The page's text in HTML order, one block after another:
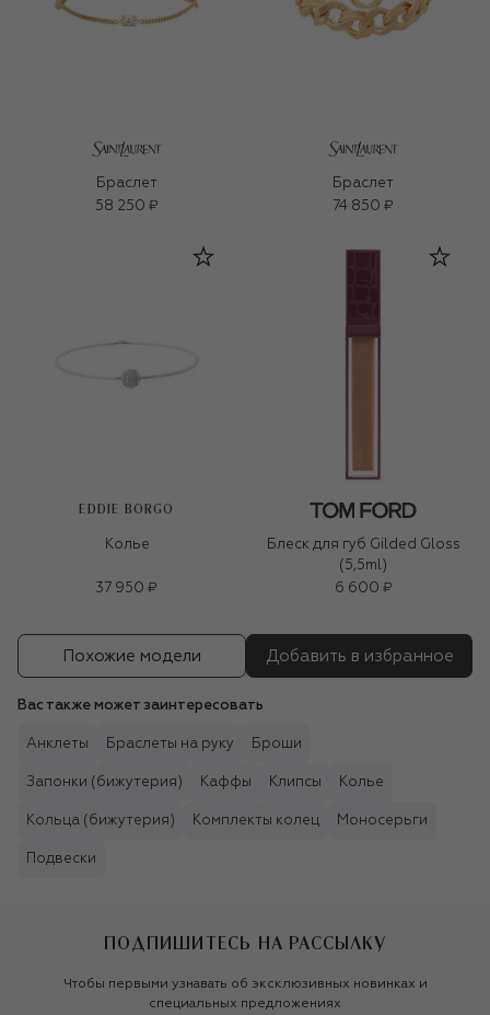
Браслет
58 250 ₽
Браслет
74 850 ₽
EDDIE BORGO
Колье
37 950 ₽
Блеск для губ Gilded Gloss
(5,5ml)
6 600 ₽
Похожие модели Добавить в избранное
Вас также может заинтересовать
Анклеты Браслеты на руку Броши
Запонки (бижутерия) Каффы Клипсы Колье
Кольца (бижутерия) Комплекты колец Моносерьги
Подвески
ПОДПИШИТЕСЬ НА РАССЫЛКУ
Чтобы первыми узнавать об эксклюзивных новинках и
специальных предложениях